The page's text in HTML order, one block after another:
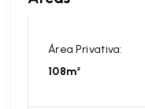
Área Privativa:
108m²